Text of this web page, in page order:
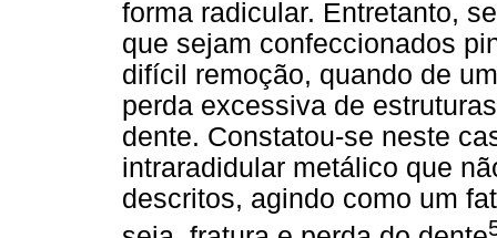
forma radicular. Entretanto,
que sejam confeccionados
difícil remoção, quando de
perda excessiva de
dente. Constatou-se neste
intraradidular metálico que
descritos, agindo como um